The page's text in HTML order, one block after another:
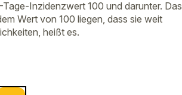
Inzidenzwert 100 und darunter. Das
Wert von 100 liegen, dass sie weit
heißt es.